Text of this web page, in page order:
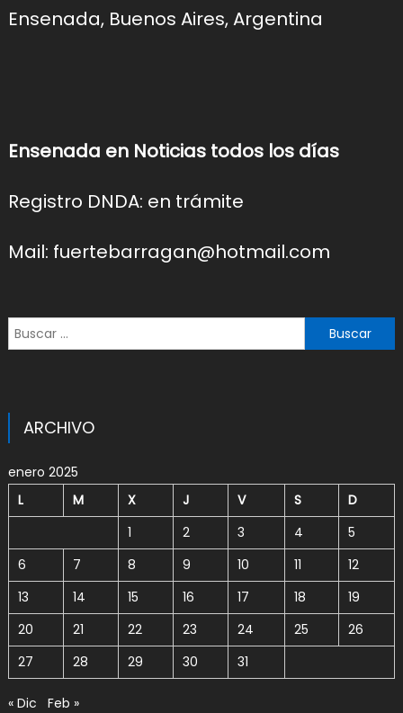
Ensenada, Buenos Aires, Argentina
Ensenada en Noticias todos los días
Registro DNDA: en trámite
Mail: fuertebarragan@hotmail.com
Buscar:
ARCHIVO
enero 2025
L
M X J V S
D
1
2 3 4
5
6
7 8 9 10 11
12
13
14 15 16 17 18
19
20
21 22 23 24 25
26
27
28 29 30 31
« Dic Feb »